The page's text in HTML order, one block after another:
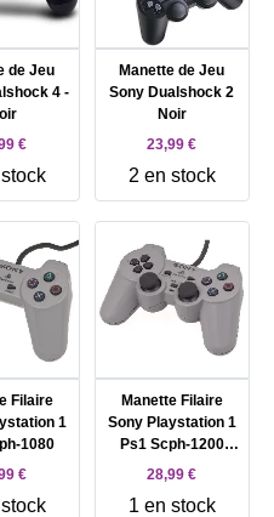
de Jeu
4 -
€
Manette de Jeu
Sony Dualshock 2
Noir
23,99 €
2 en stock
Filaire
1
1080
€
Manette Filaire
Sony Playstation 1
Ps1 Scph-1200
Analogique
28,99 €
1 en stock